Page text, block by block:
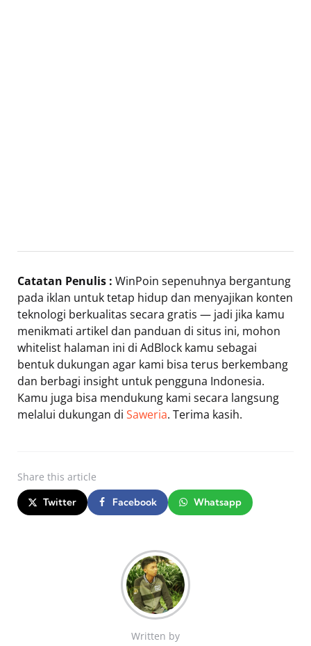
Catatan Penulis : WinPoin sepenuhnya bergantung
pada iklan untuk tetap hidup dan menyajikan konten
teknologi berkualitas secara gratis — jadi jika kamu
menikmati artikel dan panduan di situs ini, mohon
whitelist halaman ini di AdBlock kamu sebagai
bentuk dukungan agar kami bisa terus berkembang
dan berbagi insight untuk pengguna Indonesia.
Kamu juga bisa mendukung kami secara langsung
melalui dukungan di Saweria. Terima kasih.
Share this article
Twitter Facebook Whatsapp
Written by